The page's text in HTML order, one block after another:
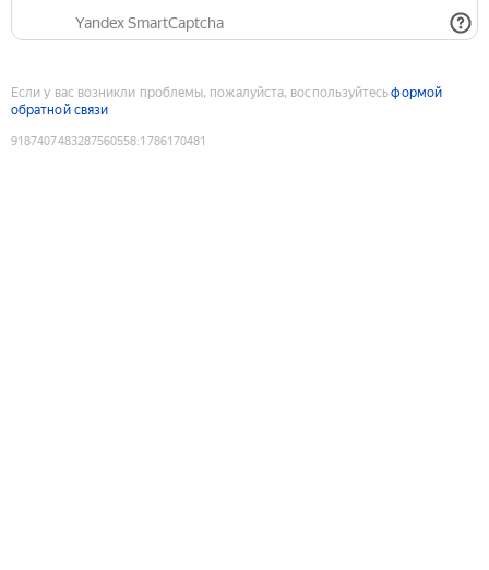
Yandex SmartCaptcha
Если у вас возникли проблемы, пожалуйста, воспользуйтесьформой
обратной связи
9187407483287560558:1786170481